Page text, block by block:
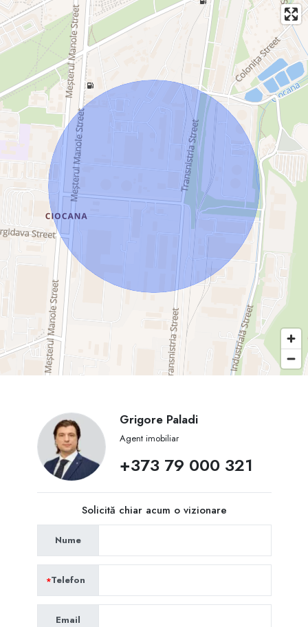
Grigore Paladi
Agent imobiliar
+373 79 000 321
Solicită chiar acum o vizionare
Nume
Telefon
Email